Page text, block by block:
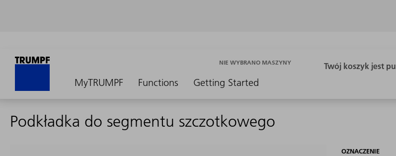
MyTRUMPF Functions Getting Started
NIE WYBRANO MASZYNY
Podkładka do segmentu szczotkowego
OZNACZENIE